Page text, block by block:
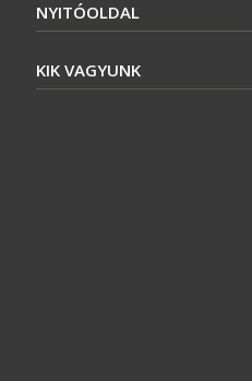
NYITÓOLDAL
KIK VAGYUNK